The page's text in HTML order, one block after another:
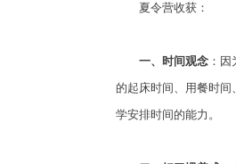
夏令营收获：
一、时间观念 ：
的起床时间、用餐时
学安排时间的能力。